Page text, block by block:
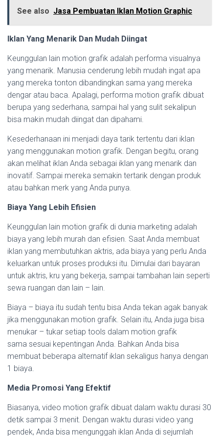
See also Jasa Pembuatan Iklan Motion Graphic
Iklan Yang Menarik Dan Mudah Diingat
Keunggulan lain motion grafik adalah performa visualnya
yang menarik. Manusia cenderung lebih mudah ingat apa
yang mereka tonton dibandingkan sama yang mereka
dengar atau baca. Apalagi, performa motion grafik dibuat
berupa yang sederhana, sampai hal yang sulit sekalipun
bisa makin mudah diingat dan dipahami.
Kesederhanaan ini menjadi daya tarik tertentu dari iklan
yang menggunakan motion grafik. Dengan begitu, orang
akan melihat iklan Anda sebagai iklan yang menarik dan
inovatif. Sampai mereka semakin tertarik dengan produk
atau bahkan merk yang Anda punya.
Biaya Yang Lebih Efisien
Keunggulan lain motion grafik di dunia marketing adalah
biaya yang lebih murah dan efisien. Saat Anda membuat
iklan yang membutuhkan aktris, ada biaya yang perlu Anda
keluarkan untuk proses produksi itu. Dimulai dari bayaran
untuk aktris, kru yang bekerja, sampai tambahan lain seperti
sewa ruangan dan lain – lain.
Biaya – biaya itu sudah tentu bisa Anda tekan agak banyak
jika menggunakan motion grafik. Selain itu, Anda juga bisa
menukar – tukar setiap tools dalam motion grafik
sama sesuai kepentingan Anda. Bahkan Anda bisa
membuat beberapa alternatif iklan sekaligus hanya dengan
1 biaya.
Media Promosi Yang Efektif
Biasanya, video motion grafik dibuat dalam waktu durasi 30
detik sampai 3 menit. Dengan waktu durasi video yang
pendek, Anda bisa mengunggah iklan Anda di sejumlah